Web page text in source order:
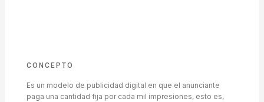
CONCEPTO
Es un modelo de publicidad digital en que el anunciante
paga una cantidad fija por cada mil impresiones, esto es,